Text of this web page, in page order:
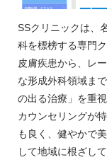
SSクリニックは、
科を標榜する専門
皮膚疾患から、レ
な形成外科領域ま
の出る治療」を重
カウンセリングが
も良く、健やかで
して地域に根ざして